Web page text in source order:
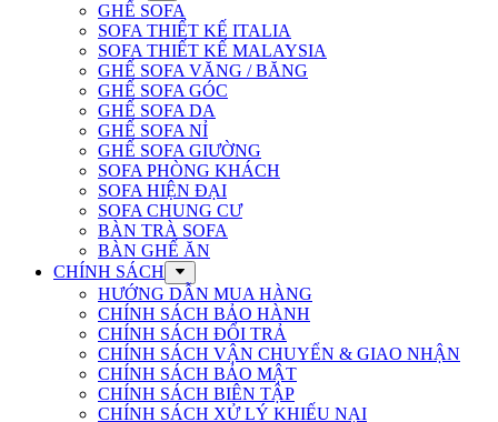
GHẾ SOFA
SOFA THIẾT KẾ ITALIA
SOFA THIẾT KẾ MALAYSIA
GHẾ SOFA VĂNG / BĂNG
GHẾ SOFA GÓC
GHẾ SOFA DA
GHẾ SOFA NỈ
GHẾ SOFA GIƯỜNG
SOFA PHÒNG KHÁCH
SOFA HIỆN ĐẠI
SOFA CHUNG CƯ
BÀN TRÀ SOFA
BÀN GHẾ ĂN
CHÍNH SÁCH
HƯỚNG DẪN MUA HÀNG
CHÍNH SÁCH BẢO HÀNH
CHÍNH SÁCH ĐỔI TRẢ
CHÍNH SÁCH VẬN CHUYỂN & GIAO NHẬN
CHÍNH SÁCH BẢO MẬT
CHÍNH SÁCH BIÊN TẬP
CHÍNH SÁCH XỬ LÝ KHIẾU NẠI